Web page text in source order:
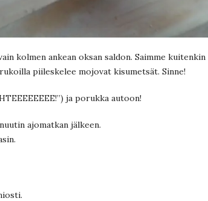
kolmen ankean oksan saldon. Saimme kuitenkin
piileskelee mojovat kisumetsät. Sinne!
ja porukka autoon!
ajomatkan jälkeen.